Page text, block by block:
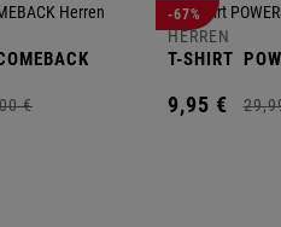
00 €
-67%
HERREN
T-SHIRT
9,95 € 29,